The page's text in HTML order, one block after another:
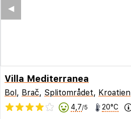
◀︎
Villa Mediterranea
Bol, Brač, Splitområdet, Kroatien
4,7/5 20°C